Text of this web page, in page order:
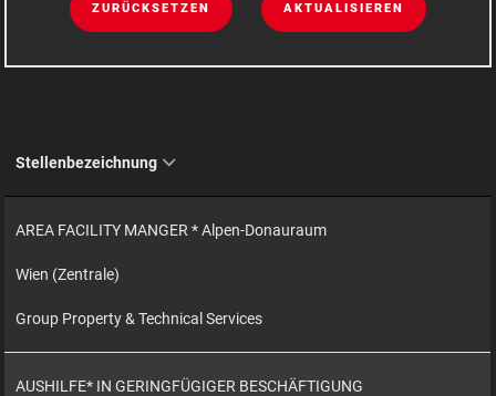
ZURÜCKSETZEN AKTUALISIEREN
Stellenbezeichnung
AREA FACILITY MANGER * Alpen-Donauraum
Wien (Zentrale)
Group Property & Technical Services
AUSHILFE* IN GERINGFÜGIGER BESCHÄFTIGUNG